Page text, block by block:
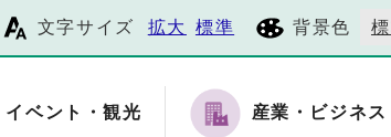
文字サイズ 拡大 標準 背景色
イベント・観光 産業・ビジネス